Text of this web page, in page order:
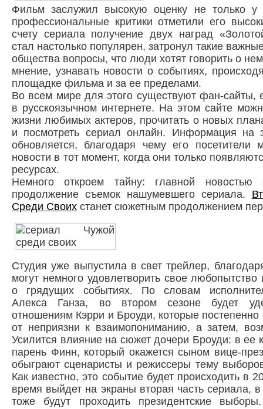
Фильм заслужил высокую оценку не только у
профессиональные критики отметили его
счету сериала получение двух наград
стал настолько популярен, затронул такие
общества вопросы, что люди хотят говорить о
мнение, узнавать новости о событиях,
площадке фильма и за ее пределами.
Во всем мире для этого существуют фан-сайты,
в русскоязычном интернете. На этом сайте
жизни любимых актеров, прочитать о новых
и посмотреть сериал онлайн. Информация на
обновляется, благодаря чему его посетители
новости в тот момент, когда они только
ресурсах.
Немного откроем тайну: главной новостью
продолжение съемок нашумевшего сериала.
Среди Своих станет сюжетным продолжением
Студия уже выпустила в свет трейлер,
могут немного удовлетворить свое любопытство
о грядущих событиях. По словам
Алекса Ганза, во втором сезоне будет
отношениям Кэрри и Броуди, которые постепенно
от неприязни к взаимопониманию, а затем,
Усилится влияние на сюжет дочери Броуди: в ее
парень Финн, который окажется сыном вице-
обыграют сценаристы и режиссеры тему
Как известно, это событие будет происходить в
время выйдет на экраны вторая часть сериала,
тоже будут проходить президентские